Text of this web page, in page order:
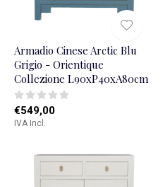
Armadio Cinese Arctic Blu
Grigio - Orientique
Collezione L90xP40xA80cm
€549,00
IVA Incl.